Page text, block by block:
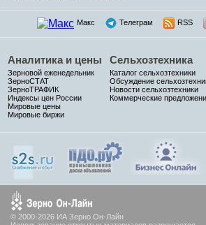
Макс Телеграм RSS
Аналитика и цены
Зерновой еженедельник
ЗерноСТАТ
ЗерноТРАФИК
Индексы цен России
Мировые цены
Мировые биржи
Сельхозтехника
Каталог сельхозтехники
Обсуждение
Новости сельхозтехники
Коммерческие
© 2000-2026 ИА Зерно Он-Лайн